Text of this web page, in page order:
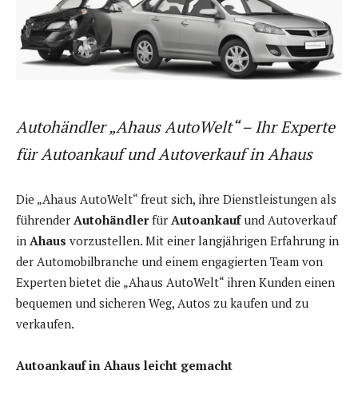
Autohändler „Ahaus AutoWelt“ – Ihr Experte
für Autoankauf und Autoverkauf in Ahaus
Die „Ahaus AutoWelt“ freut sich, ihre Dienstleistungen als
führender Autohändlerfür Autoankaufund Autoverkauf
in Ahaus vorzustellen. Mit einer langjährigen Erfahrung in
der Automobilbranche und einem engagierten Team von
Experten bietet die „Ahaus AutoWelt“ ihren Kunden einen
bequemen und sicheren Weg, Autos zu kaufen und zu
verkaufen.
Autoankauf in Ahaus leicht gemacht